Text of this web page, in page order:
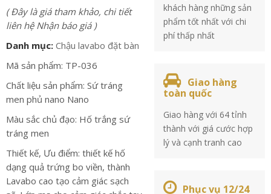
( Đây là giá tham khảo, chi tiết
liên hệ Nhận báo giá )
Danh mục: Chậu lavabo đặt bàn
Mã sản phẩm: TP-036
Chất liệu sản phẩm: Sứ tráng
men phủ nano Nano
Màu sắc chủ đạo: Hố trắng sứ
tráng men
Thiết kế, Ưu điểm: thiết kế hố
dạng quả trứng bo viền, thành
Lavabo cao tạo cảm giác sạch
khách hàng những sản
phẩm tốt nhất với chi
phí thấp nhất
Giao hàng
toàn quốc
Giao hàng với 64 tỉnh
thành với giá cước hợp
lý và cạnh tranh cao
Phục vụ 12/24